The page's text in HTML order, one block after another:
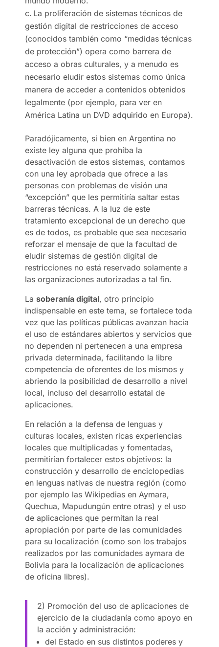
La proliferación de sistemas técnicos de
gestión digital de restricciones de acceso
(conocidos también como “medidas técnicas
de protección”) opera como barrera de
acceso a obras culturales, y a menudo es
necesario eludir estos sistemas como única
manera de acceder a contenidos obtenidos
legalmente (por ejemplo, para ver en
América Latina un DVD adquirido en Europa).
Paradójicamente, si bien en Argentina no
existe ley alguna que prohíba la
desactivación de estos sistemas, contamos
con una ley aprobada que ofrece a las
personas con problemas de visión una
“excepción” que les permitiría saltar estas
barreras técnicas. A la luz de este
tratamiento excepcional de un derecho que
es de todos, es probable que sea necesario
reforzar el mensaje de que la facultad de
eludir sistemas de gestión digital de
restricciones no está reservado solamente a
las organizaciones autorizadas a tal fin.
Lasoberanía digital, otro principio
indispensable en este tema, se fortalece toda
vez que las políticas públicas avanzan hacia
el uso de estándares abiertos y servicios que
no dependen ni pertenecen a una empresa
privada determinada, facilitando la libre
competencia de oferentes de los mismos y
abriendo la posibilidad de desarrollo a nivel
local, incluso del desarrollo estatal de
aplicaciones.
En relación a la defensa de lenguas y
culturas locales, existen ricas experiencias
locales que multiplicadas y fomentadas,
permitirían fortalecer estos objetivos: la
construcción y desarrollo de enciclopedias
en lenguas nativas de nuestra región (como
por ejemplo las Wikipedias en Aymara,
Quechua, Mapudungún entre otras) y el uso
de aplicaciones que permitan la real
apropiación por parte de las comunidades
para su localización (como son los trabajos
realizados por las comunidades aymara de
Bolivia para la localización de aplicaciones
de oficina libres).
2) Promoción del uso de aplicaciones de
ejercicio de la ciudadanía como apoyo en
la acción y administración:
del Estado en sus distintos poderes y